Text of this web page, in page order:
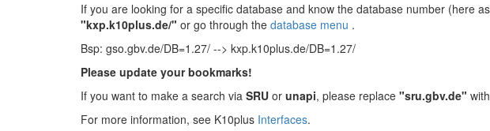
If you are looking for a specific database and know the database number (here
"kxp.k10plus.de/" or go through the database menu .
Bsp: gso.gbv.de/DB=1.27/ --> kxp.k10plus.de/DB=1.27/
Please update your bookmarks!
If you want to make a search via SRU or unapi, please replace "sru.gbv.de" with
For more information, see K10plus Interfaces.